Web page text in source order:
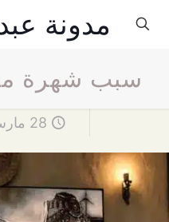
مدونة
سبب شهرة
28 مارس, 2019